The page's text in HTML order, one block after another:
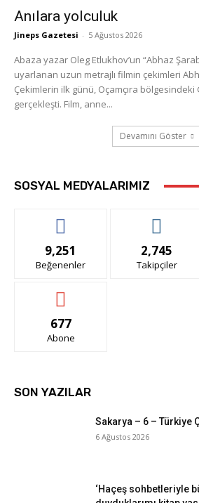
Anılara yolculuk
Jineps Gazetesi - 5 Ağustos 2026
Abaza yazar Oleg Etlukhov’un “Abhaz
uyarlanan uzun metrajlı filmin çekimleri
Çekimlerin ilk günü, Oçamçıra bölgesindeki
gerçekleşti. Film, anne...
Devamını Göster
SOSYAL MEDYALARIMIZ
9,251
Beğenenler
2,745
Takipçiler
677
Abone
SON YAZILAR
Sakarya – 6 – Türkiye
6 Ağustos 2026
‘Haçeş sohbetleriyle